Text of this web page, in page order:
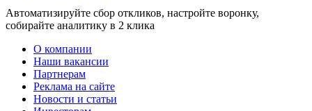
Автоматизируйте сбор откликов, настройте воронку,
собирайте аналитику в 2 клика
О компании
Наши вакансии
Партнерам
Реклама на сайте
Новости и статьи